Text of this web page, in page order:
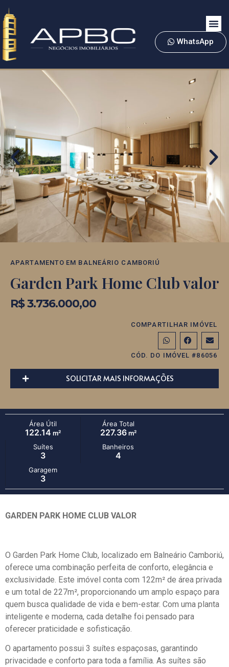
WhatsApp
APARTAMENTO EM BALNEÁRIO CAMBORIÚ
Garden Park Home Club valor
R$ 3.736.000,00
COMPARTILHAR IMÓVEL
CÓD. DO IMÓVEL #86056
SOLICITAR MAIS INFORMAÇÕES
Área Útil
122.14 m²
Área Total
227.36m²
Suítes
3
Banheiros
4
Garagem
3
GARDEN PARK HOME CLUB VALOR
O Garden Park Home Club, localizado em Balneário Camboriú,
oferece uma combinação perfeita de conforto, elegância e
exclusividade. Este imóvel conta com 122m² de área privada
e um total de 227m², proporcionando um amplo espaço para
quem busca qualidade de vida e bem-estar. Com uma planta
inteligente e moderna, cada detalhe foi pensado para
oferecer praticidade e sofisticação.
O apartamento possui 3 suítes espaçosas, garantindo
privacidade e conforto para toda a família. As suítes são